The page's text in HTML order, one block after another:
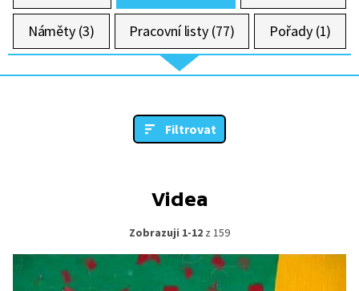
Náměty (3) Pracovní listy (77) Pořady (1)
Filtrovat
Videa
Zobrazuji 1-12 z 159